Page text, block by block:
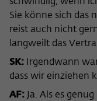
schwindlig, wenn
Sie könne sich das
reist auch nicht
langweilt das
SK: Irgendwann
dass wir einziehen
AF: Ja. Als es